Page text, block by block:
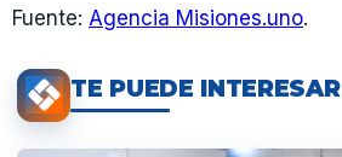
Fuente: Agencia Misiones.uno.
TE PUEDE INTERESAR